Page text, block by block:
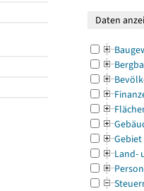
Gebiet
Land-